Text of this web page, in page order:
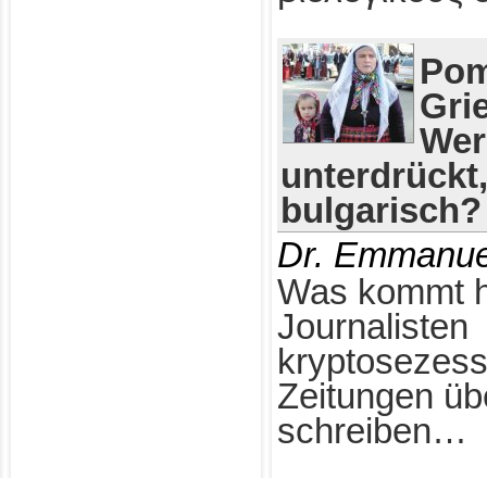
bulgarisch?
Dr.
Was kommt
Journalisten
Zeitungen
schreiben…